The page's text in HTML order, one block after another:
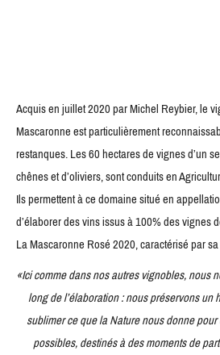
Acquis en juillet 2020 par Michel Reybier, le
Mascaronne est particulièrement
restanques. Les 60 hectares de vignes d’un
chênes et d’oliviers, sont conduits en
Ils permettent à ce domaine situé en
d’élaborer des vins issus à 100% des vignes
La Mascaronne Rosé 2020, caractérisé par
«Ici comme dans nos autres vignobles, nous
long de l’élaboration : nous préservons
sublimer ce que la Nature nous donne
possibles, destinés à des moments de